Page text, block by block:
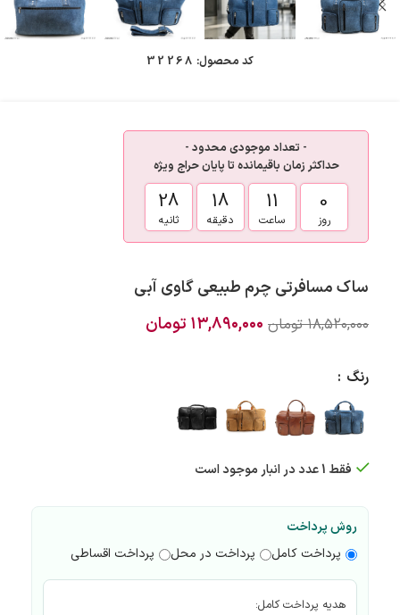
کد محصول: 32268
- تعداد موجودی محدود -
حداکثر زمان باقیمانده تا پایان حراج ویژه
0
روز
11
ساعت
18
دقیقه
28
ثانیه
ساک مسافرتی چرم طبیعی گاوی آبی
۱۸,۵۲۰,۰۰۰ تومان ۱۳,۸۹۰,۰۰۰ تومان
رنگ
فقط 1 عدد در انبار موجود است
روش پرداخت
پرداخت کامل
پرداخت در محل پرداخت اقساطی
هدیه پرداخت کامل: